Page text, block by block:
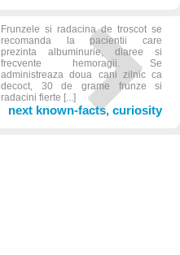
Frunzele si radacina de troscot se
recomanda la pacientii care
prezinta albuminurie, diaree si
frecvente hemoragii. Se
administreaza doua cani zilnic ca
decoct, 30 de grame frunze si
radacini fierte [...]
next known-facts, curiosity